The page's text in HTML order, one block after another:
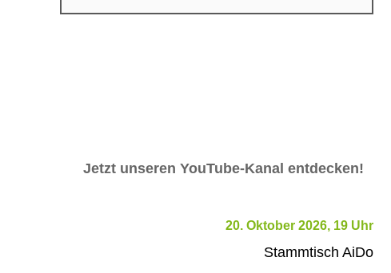
Jetzt unseren YouTube-Kanal entdecken!
20. Oktober 2026, 19 Uhr
Stammtisch AiDo